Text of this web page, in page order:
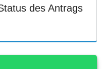
des Antrags